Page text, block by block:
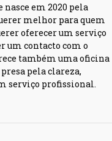
em 2020 pela
melhor para quem
oferecer um serviço
um contacto com o
também uma oficina
pela clareza,
serviço profissional.